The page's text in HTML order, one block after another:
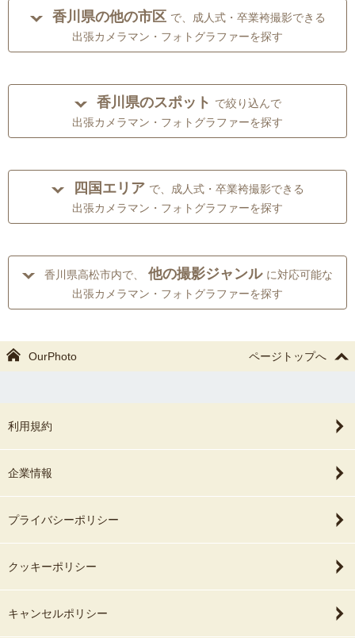
香川県の他の市区 で、成人式・卒業袴撮影できる
出張カメラマン・フォトグラファーを探す
香川県のスポット で絞り込んで
出張カメラマン・フォトグラファーを探す
四国エリア で、成人式・卒業袴撮影できる
出張カメラマン・フォトグラファーを探す
香川県高松市内で、 他の撮影ジャンル に対応可能な
出張カメラマン・フォトグラファーを探す
OurPhoto ページトップへ
利用規約
企業情報
プライバシーポリシー
クッキーポリシー
キャンセルポリシー